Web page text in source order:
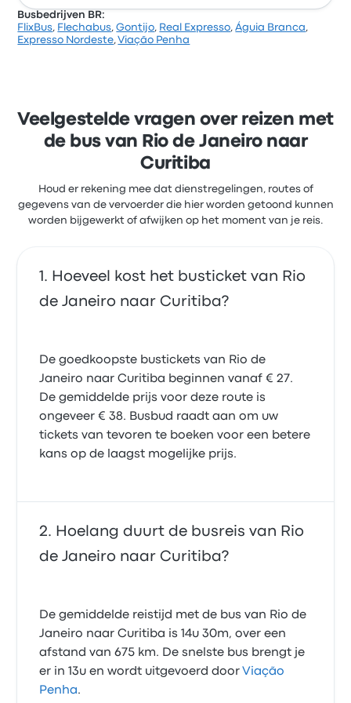
Op basis van 15057 beoordelingen heeft het bedrijf
Busbedrijven BR:
FlixBus, Flechabus,Gontijo, Real Expresso,Águia Branca,
Expresso Nordeste,Viação Penha
Veelgestelde vragen over reizen met
de bus van Rio de Janeiro naar
Curitiba
Houd er rekening mee dat dienstregelingen, routes of
gegevens van de vervoerder die hier worden getoond kunnen
worden bijgewerkt of afwijken op het moment van je reis.
Hoeveel kost het busticket van Rio
de Janeiro naar Curitiba?
De goedkoopste bustickets van Rio de
Janeiro naar Curitiba beginnen vanaf € 27.
De gemiddelde prijs voor deze route is
ongeveer € 38. Busbud raadt aan om uw
tickets van tevoren te boeken voor een betere
kans op de laagst mogelijke prijs.
Hoelang duurt de busreis van Rio
de Janeiro naar Curitiba?
De gemiddelde reistijd met de bus van Rio de
Janeiro naar Curitiba is 14u 30m, over een
afstand van 675 km. De snelste bus brengt je
er in 13u en wordt uitgevoerd door Viação
Penha.